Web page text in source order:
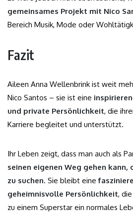
gemeinsames Projekt mit Nico
Bereich Musik, Mode oder
Fazit
Aileen Anna Wellenbrink ist weit
Nico Santos – sie ist eine
und private Persönlichkeit, die
Karriere begleitet und unterstützt.
Ihr Leben zeigt, dass man auch als
seinen eigenen Weg gehen
zu suchen. Sie bleibt eine
geheimnisvolle Persönlichkeit,
zu einem Superstar ein normales